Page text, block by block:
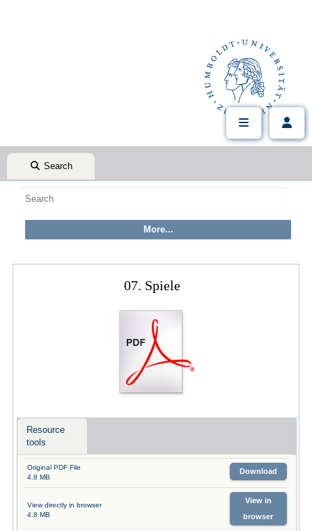
Search
07. Spiele
Resource
tools
Original PDF File
4.8 MB
Download
View directly in browser
4.8 MB
View in
browser